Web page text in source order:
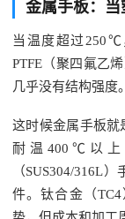
金属手板：
当温度超过250℃
PTFE（聚四氟乙
几乎没有结构强度。
这时候金属手板就
耐温400℃以
（SUS304/316L
件。钛合金（